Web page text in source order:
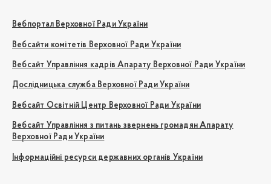
Вебпортал Верховної Ради України
Вебсайти комітетів Верховної Ради України
Вебсайт Управління кадрів Апарату Верховної Ради України
Дослідницька служба Верховної Ради України
Вебсайт Освітній Центр Верховної Ради України
Вебсайт Управління з питань звернень громадян Апарату
Верховної Ради України
Інформаційні ресурси державних органів України